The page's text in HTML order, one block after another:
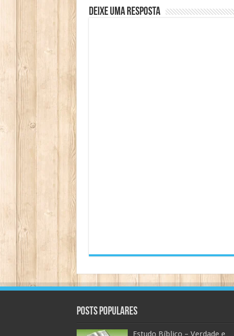
Deixe uma resposta
Posts populares
Estudo Bíblico – Verdade e